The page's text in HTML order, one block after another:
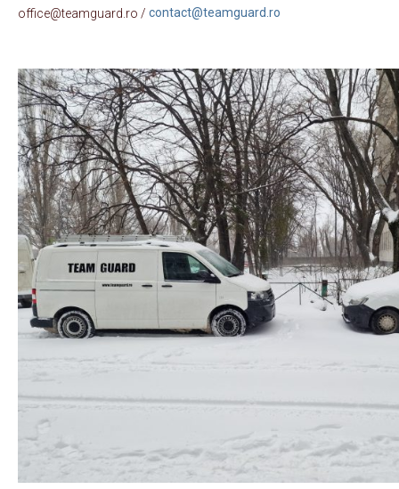
office@teamguard.ro / contact@teamguard.ro